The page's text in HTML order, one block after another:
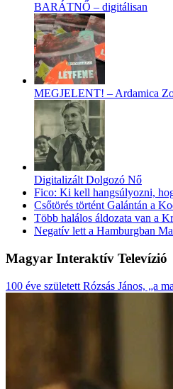
BARÁTNŐ – digitálisan
MEGJELENT! – Ardamica
Digitalizált Dolgozó Nő
Fico: Ki kell hangsúlyozni,
Csőtörés történt Galántán a
Több halálos áldozata van a
Negatív lett a Hamburgban
Magyar Interaktív Televízió
100 éve született Rózsás János, „a